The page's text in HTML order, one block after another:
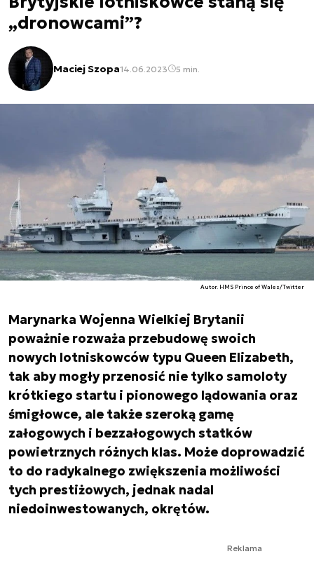
„dronowcami”?
Maciej Szopa14.06.2023 5 min.
Autor. HMS Prince of Wales/Twitter
Marynarka Wojenna Wielkiej Brytanii
poważnie rozważa przebudowę swoich
nowych lotniskowców typu Queen Elizabeth,
tak aby mogły przenosić nie tylko samoloty
krótkiego startu i pionowego lądowania oraz
śmigłowce, ale także szeroką gamę
załogowych i bezzałogowych statków
powietrznych różnych klas. Może doprowadzić
to do radykalnego zwiększenia możliwości
tych prestiżowych, jednak nadal
niedoinwestowanych, okrętów.
Reklama